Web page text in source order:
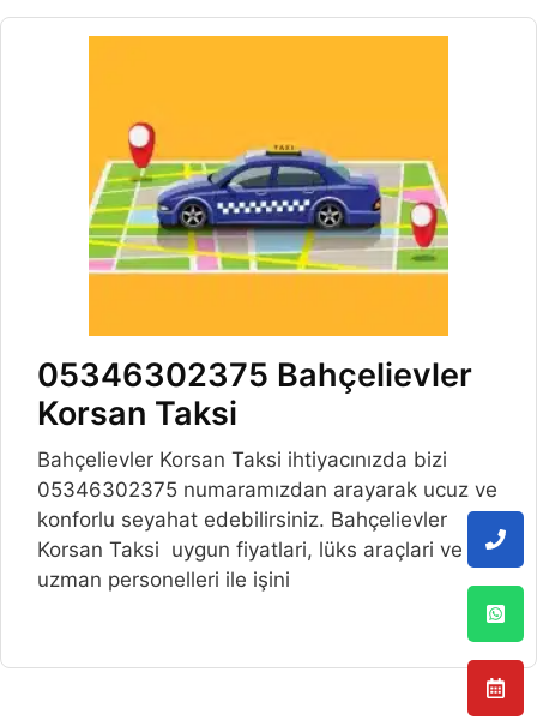
05346302375 Bahçelievler
Korsan Taksi
Bahçelievler Korsan Taksi ihtiyacınızda bizi
05346302375 numaramızdan arayarak ucuz ve
konforlu seyahat edebilirsiniz. Bahçelievler
Korsan Taksi uygun fiyatlari, lüks araçlari ve
uzman personelleri ile işini